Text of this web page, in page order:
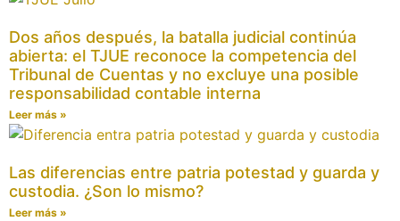
Dos años después, la batalla judicial continúa
abierta: el TJUE reconoce la competencia del
Tribunal de Cuentas y no excluye una posible
responsabilidad contable interna
Leer más »
Las diferencias entre patria potestad y guarda y
custodia. ¿Son lo mismo?
Leer más »